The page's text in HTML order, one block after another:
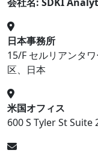
日本事務所
15/F セルリアンタ
区、日本
米国オフィス
600 S Tyler St Suite